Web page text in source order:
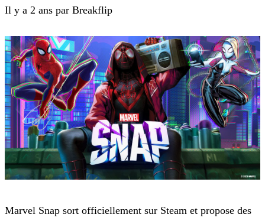
Il y a 2 ans par Breakflip
Marvel Snap sort officiellement sur Steam et propose des